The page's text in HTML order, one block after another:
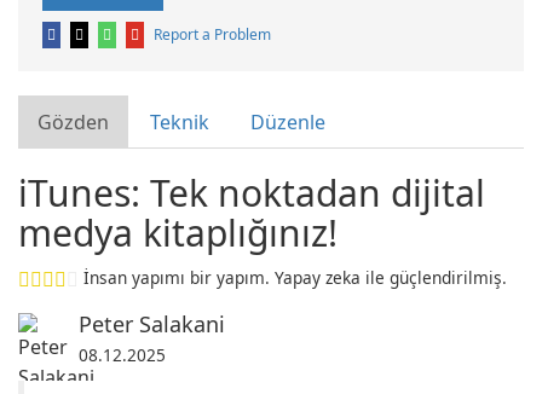
Report a Problem
Gözden Teknik Düzenle
iTunes: Tek noktadan dijital
medya kitaplığınız!
İnsan yapımı bir yapım. Yapay zeka ile güçlendirilmiş.
Peter Salakani
08.12.2025